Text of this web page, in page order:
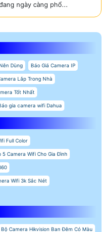
ngày càng phổ...
Dùng Báo Giá Camera IP
Lắp Trong Nhà
Tốt Nhất
gia camera wifi Dahua
Full Color
5 Camera Wifi Cho Gia Đình
Wifi 3k Sắc Nét
Bộ Camera Hikvision Ban Đêm Có Màu